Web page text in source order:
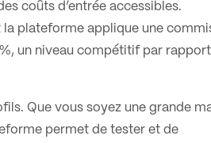
coûts d’entrée accessibles.
la plateforme applique une
un niveau compétitif par
Que vous soyez une grande
permet de tester et de